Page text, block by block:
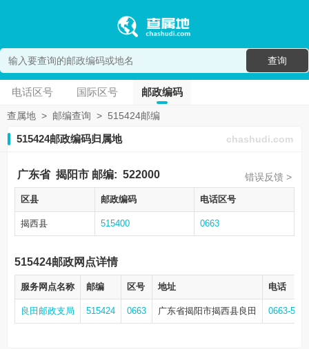
查询
电话区号 国际区号 邮政编码
查属地 > 邮编查询 > 515424邮编
515424邮政编码归属地 chashudi.com
广东省 揭阳市 邮编: 522000 错误反馈 >
区县 邮政编码 电话区号
揭西县 515400 0663
515424邮政网点详情
服务网点名称 邮编 区号 地址 电话
良田邮政支局 515424 0663 广东省揭阳市揭西县良田 0663-